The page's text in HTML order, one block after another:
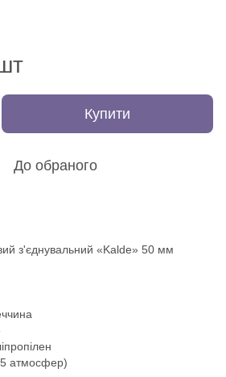
Купити
До обраного
з'єднувальний «Kalde» 50 мм
атмосфер)